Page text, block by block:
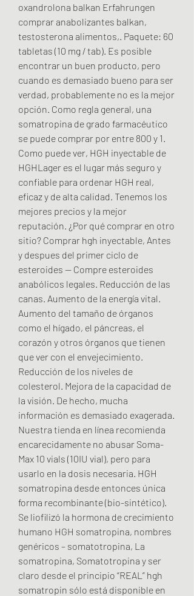
oxandrolona balkan Erfahrungen
comprar anabolizantes balkan,
testosterona alimentos,. Paquete: 60
tabletas (10 mg / tab). Es posible
encontrar un buen producto, pero
cuando es demasiado bueno para ser
verdad, probablemente no es la mejor
opción. Como regla general, una
somatropina de grado farmacéutico
se puede comprar por entre 800 y 1.
Como puede ver, HGH inyectable de
HGHLager es el lugar más seguro y
confiable para ordenar HGH real,
eficaz y de alta calidad. Tenemos los
mejores precios y la mejor
reputación. ¿Por qué comprar en otro
sitio? Comprar hgh inyectable, Antes
y despues del primer ciclo de
esteroides — Compre esteroides
anabólicos legales. Reducción de las
canas. Aumento de la energía vital.
Aumento del tamaño de órganos
como el hígado, el páncreas, el
corazón y otros órganos que tienen
que ver con el envejecimiento.
Reducción de los niveles de
colesterol. Mejora de la capacidad de
la visión. De hecho, mucha
información es demasiado exagerada.
Nuestra tienda en línea recomienda
encarecidamente no abusar Soma-
Max 10 vials (10IU vial), pero para
usarlo en la dosis necesaria. HGH
somatropina desde entonces única
forma recombinante (bio-sintético).
Se liofilizó la hormona de crecimiento
humano HGH somatropina, nombres
genéricos – somatotropina, La
somatropina, Somatotropina y ser
claro desde el principio “REAL” hgh
somatropin sólo está disponible en